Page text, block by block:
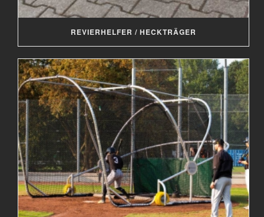
REVIERHELFER / HECKTRÄGER